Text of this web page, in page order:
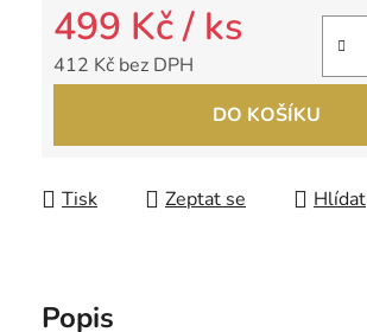
499 Kč/ ks
412 Kč bez DPH
DO KOŠÍKU
Tisk Zeptat se Hlídat
Popis